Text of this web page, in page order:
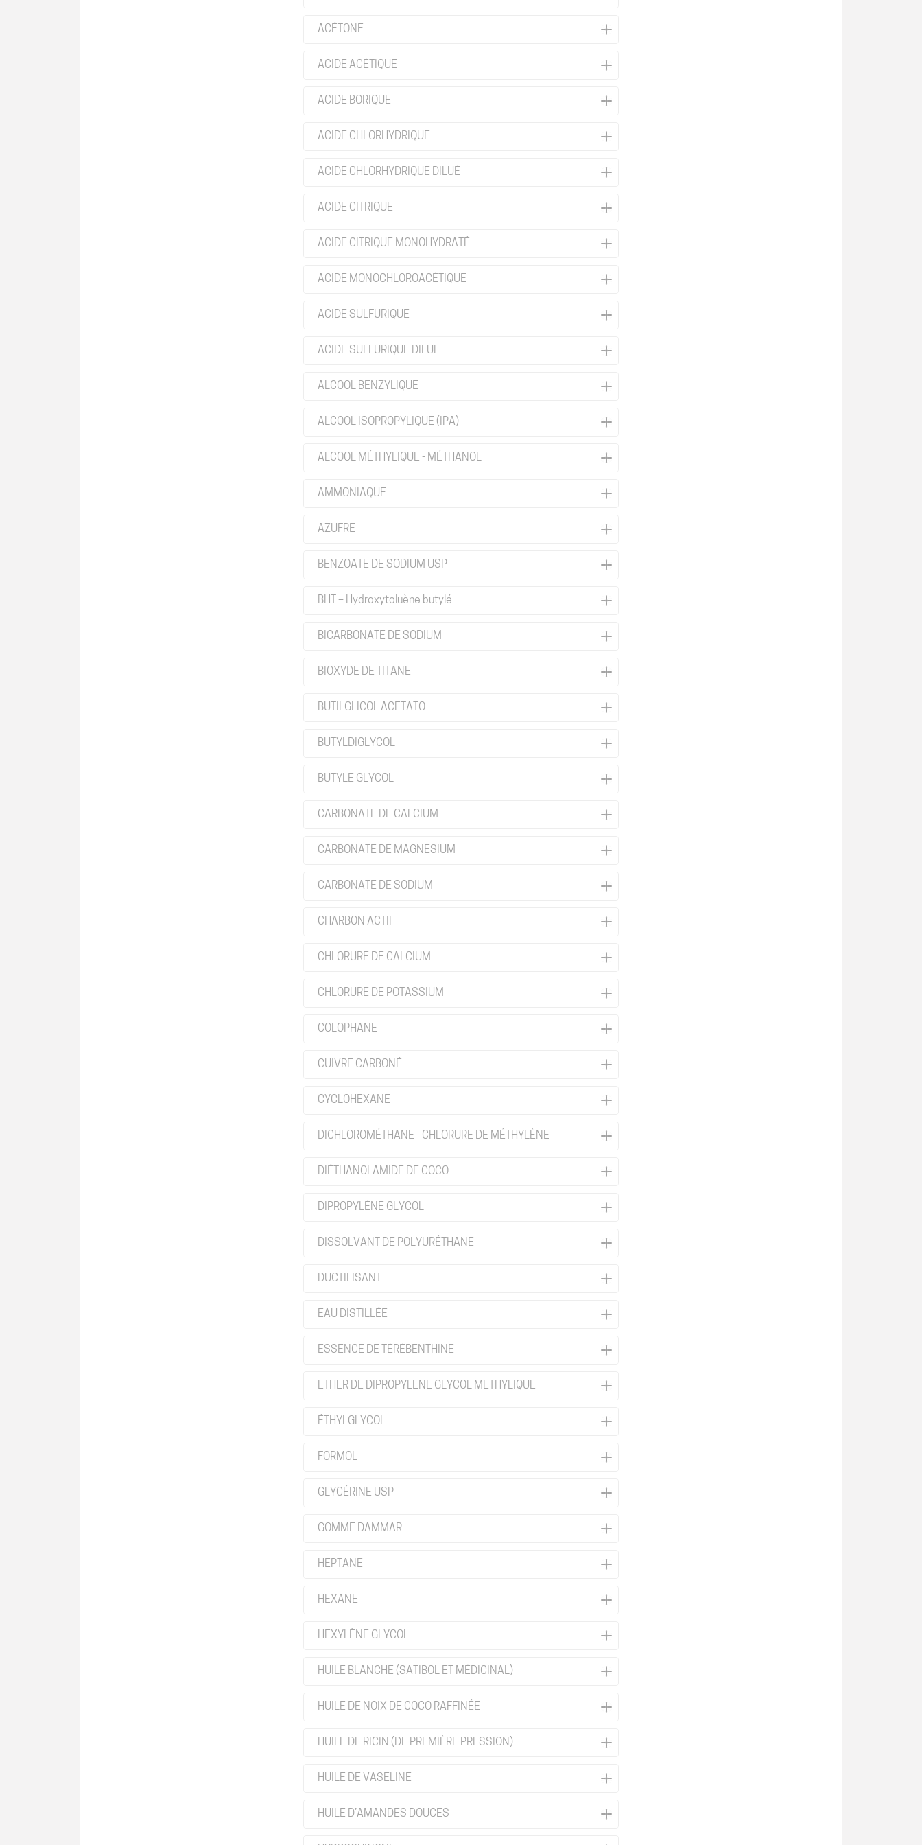
ACÉTONE
ACIDE ACÉTIQUE
ACIDE BORIQUE
ACIDE CHLORHYDRIQUE
ACIDE CHLORHYDRIQUE DILUÉ
ACIDE CITRIQUE
ACIDE CITRIQUE MONOHYDRATÉ
ACIDE MONOCHLOROACÉTIQUE
ACIDE SULFURIQUE
ACIDE SULFURIQUE DILUE
ALCOOL BENZYLIQUE
ALCOOL ISOPROPYLIQUE (IPA)
ALCOOL MÉTHYLIQUE - MÉTHANOL
AMMONIAQUE
AZUFRE
BENZOATE DE SODIUM USP
BHT – Hydroxytoluène butylé
BICARBONATE DE SODIUM
BIOXYDE DE TITANE
BUTILGLICOL ACETATO
BUTYLDIGLYCOL
BUTYLE GLYCOL
CARBONATE DE CALCIUM
CARBONATE DE MAGNESIUM
CARBONATE DE SODIUM
CHARBON ACTIF
CHLORURE DE CALCIUM
CHLORURE DE POTASSIUM
COLOPHANE
CUIVRE CARBONÉ
CYCLOHEXANE
DICHLOROMÉTHANE - CHLORURE DE MÉTHYLÈNE
DIÉTHANOLAMIDE DE COCO
DIPROPYLÈNE GLYCOL
DISSOLVANT DE POLYURÉTHANE
DUCTILISANT
EAU DISTILLÉE
ESSENCE DE TÉRÉBENTHINE
ETHER DE DIPROPYLENE GLYCOL METHYLIQUE
ÉTHYLGLYCOL
FORMOL
GLYCÉRINE USP
GOMME DAMMAR
HEPTANE
HEXANE
HEXYLÈNE GLYCOL
HUILE BLANCHE (SATIBOL ET MÉDICINAL)
HUILE DE NOIX DE COCO RAFFINÉE
HUILE DE RICIN (DE PREMIÈRE PRESSION)
HUILE DE VASELINE
HUILE D’AMANDES DOUCES